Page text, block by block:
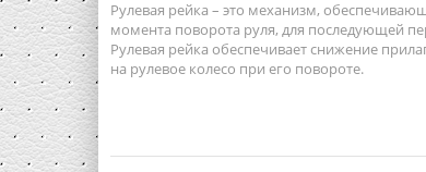
Рулевая рейка – это механизм,
момента поворота руля, для последующей
Рулевая рейка обеспечивает снижение
на рулевое колесо при его повороте.